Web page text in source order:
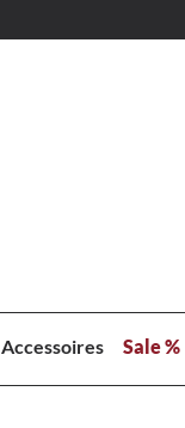
Accessoires Sale %